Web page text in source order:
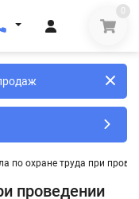
0
по охране труда при
проведении